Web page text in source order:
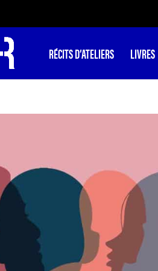
RÉCITS D’ATELIERS LIVRES